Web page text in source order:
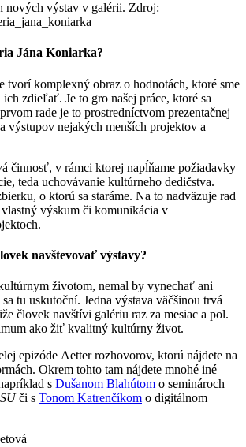
nových výstav v galérii. Zdroj:
Jána Koniarka?
tvorí komplexný obraz o hodnotách, ktoré sme
ich zdieľať. Je to gro našej práce, ktoré sa
rade je to prostredníctvom prezentačnej
výstupov nejakých menších projektov a
činnosť, v rámci ktorej napĺňame požiadavky
teda uchovávanie kultúrneho dedičstva.
o ktorú sa staráme. Na to nadväzuje rad
výskum či komunikácia v
navštevovať výstavy?
životom, nemal by vynechať ani
tu uskutoční. Jedna výstava väčšinou trvá
človek navštívi galériu raz za mesiac a pol.
ako žiť kvalitný kultúrny život.
epizóde Aetter rozhovorov, ktorú nájdete na
Okrem tohto tam nájdete mnohé iné
s Dušanom Blahútom o seminároch
či s Tonom Katrenčíkom o digitálnom